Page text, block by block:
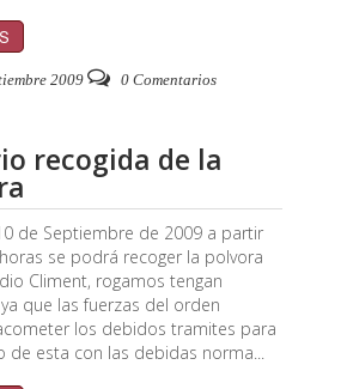
2009 0 Comentarios
recogida de la
de Septiembre de 2009 a partir
se podrá recoger la polvora
Climent, rogamos tengan
que las fuerzas del orden
los debidos tramites para
de esta con las debidas norma...